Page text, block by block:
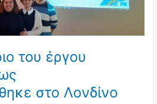
του έργου
στο Λονδίνο